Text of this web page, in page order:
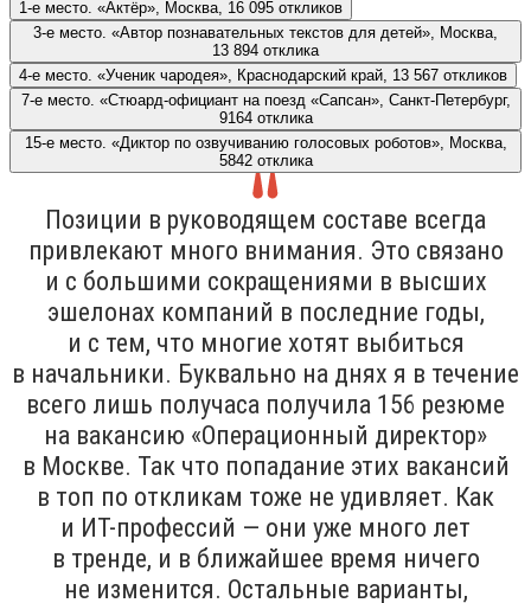
1-е место. «Актёр», Москва, 16 095 откликов
3-е место. «Автор познавательных текстов для детей», Москва,
13 894 отклика
4-е место. «Ученик чародея», Краснодарский край, 13 567 откликов
7-е место. «Стюард-официант на поезд «Сапсан», Санкт-Петербург,
9164 отклика
15-е место. «Диктор по озвучиванию голосовых роботов», Москва,
5842 отклика
Позиции в руководящем составе всегда
привлекают много внимания. Это связано
и с большими сокращениями в высших
эшелонах компаний в последние годы,
и с тем, что многие хотят выбиться
в начальники. Буквально на днях я в течение
всего лишь получаса получила 156 резюме
на вакансию «Операционный директор»
в Москве. Так что попадание этих вакансий
в топ по откликам тоже не удивляет. Как
и ИТ-профессий — они уже много лет
в тренде, и в ближайшее время ничего
не изменится. Остальные варианты,